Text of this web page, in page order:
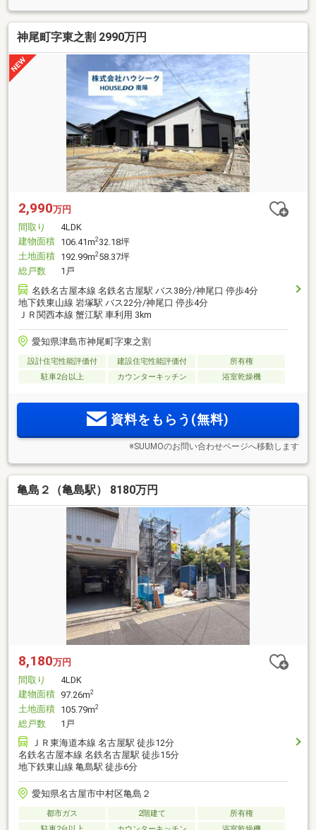
神尾町字東之割 2990万円
2,990万円
間取り
4LDK
建物面積 106.41m232.18坪
土地面積 192.99m258.37坪
総戸数
1戸
名鉄名古屋本線 名鉄名古屋駅 バス38分/神尾口 停歩4分
地下鉄東山線 岩塚駅 バス22分/神尾口 停歩4分
ＪＲ関西本線 蟹江駅 車利用 3km
愛知県津島市神尾町字東之割
設計住宅性能評価付 建設住宅性能評価付
所有権
駐車2台以上
カウンターキッチン 浴室乾燥機
資料をもらう(無料)
※SUUMOのお問い合わせページへ移動します
亀島２（亀島駅） 8180万円
8,180万円
間取り
4LDK
建物面積 97.26m2
土地面積 105.79m2
総戸数
1戸
ＪＲ東海道本線 名古屋駅 徒歩12分
名鉄名古屋本線 名鉄名古屋駅 徒歩15分
地下鉄東山線 亀島駅 徒歩6分
愛知県名古屋市中村区亀島２
都市ガス 2階建て
所有権